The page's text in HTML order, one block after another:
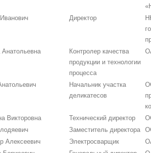
Директор
Контролер качества
продукции и технологии
процесса
Начальник участка
деликатесов
Викторовна
Технический директор
Заместитель директора
Алексеевич
Электросварщик